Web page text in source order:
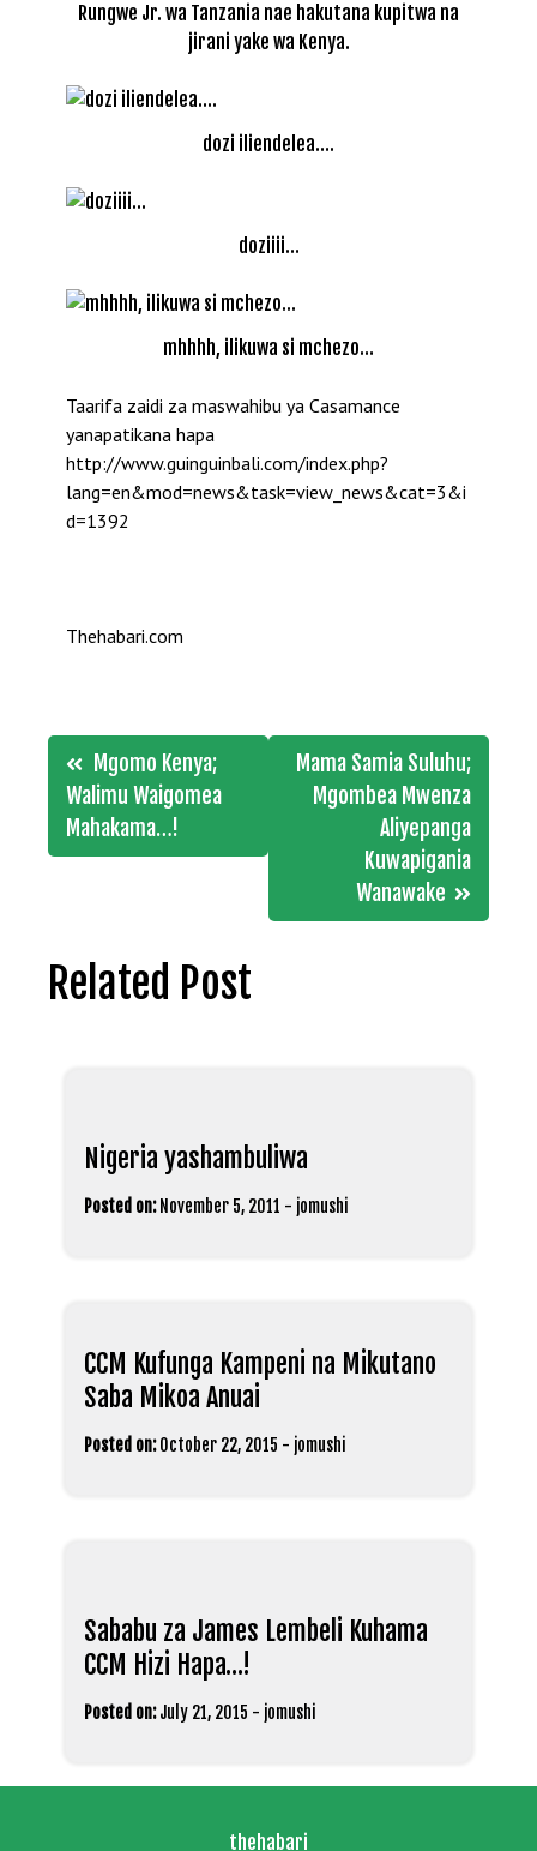
Rungwe Jr. wa Tanzania nae hakutana kupitwa na
jirani yake wa Kenya.
dozi iliendelea….
doziiii…
mhhhh, ilikuwa si mchezo…
Taarifa zaidi za maswahibu ya Casamance
yanapatikana hapa
http://www.guinguinbali.com/index.php?
lang=en&mod=news&task=view_news&cat=3&i
d=1392
Thehabari.com
Post
navigation
Mgomo Kenya;
Walimu Waigomea
Mahakama…!
Mama Samia Suluhu;
Mgombea Mwenza
Aliyepanga
Kuwapigania
Wanawake
Related Post
Nigeria yashambuliwa
Posted on: November 5, 2011 - jomushi
CCM Kufunga Kampeni na Mikutano
Saba Mikoa Anuai
Posted on: October 22, 2015 - jomushi
Sababu za James Lembeli Kuhama
CCM Hizi Hapa…!
Posted on: July 21, 2015 - jomushi
thehabari